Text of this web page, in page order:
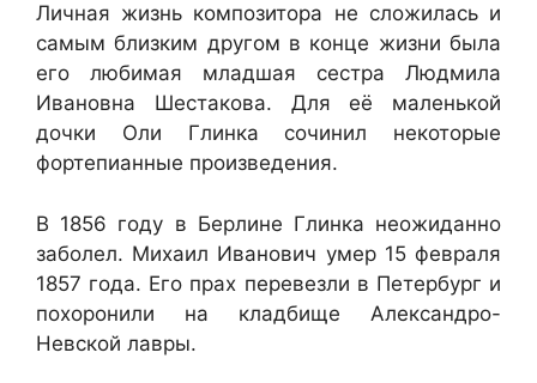
Личная жизнь композитора не сложилась и
самым близким другом в конце жизни была
его любимая младшая сестра Людмила
Ивановна Шестакова. Для её маленькой
дочки Оли Глинка сочинил некоторые
фортепианные произведения.
В 1856 году в Берлине Глинка неожиданно
заболел. Михаил Иванович умер 15 февраля
1857 года. Его прах перевезли в Петербург и
похоронили на кладбище Александро-
Невской лавры.